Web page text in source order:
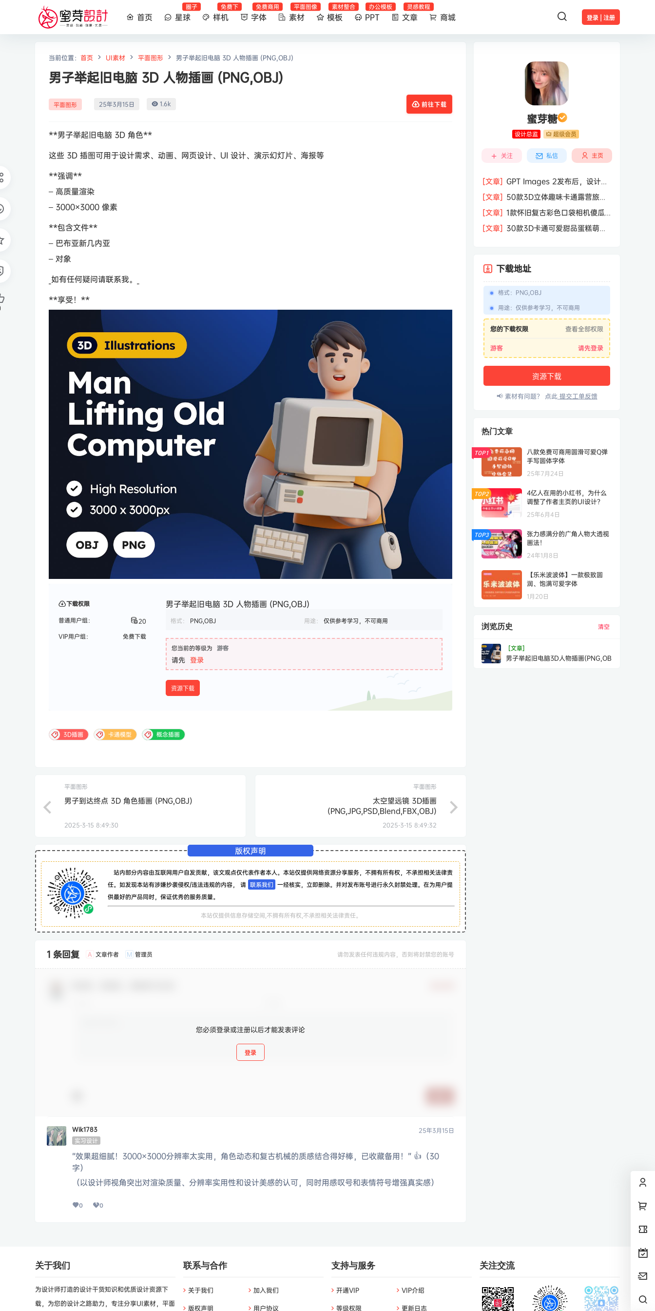
登录 | 注册
首页 星球
圈子
样机
免费下
字体
免费商用
素材
平面图像
模板
素材整合
PPT
办公模板
文章
灵感教程
商城
当前位置： 首页 UI素材 平面图形 男子举起旧电脑 3D 人物插画 (PNG,OBJ)
男子举起旧电脑 3D 人物插画 (PNG,OBJ)
平面图形 25年3月15日 1.6k 前往下载
**男子举起旧电脑 3D 角色**
这些 3D 插图可用于设计需求、动画、网页设计、UI 设计、演示幻灯片、海报等
**强调**
– 高质量渲染
– 3000×3000 像素
**包含文件**
– 巴布亚新几内亚
– 对象
_如有任何疑问请联系我。_
**享受！**
下载权限
普通用户组：
20
VIP用户组：
免费下载
男子举起旧电脑 3D 人物插画 (PNG,OBJ)
格式： PNG,OBJ 用途： 仅供参考学习，不可商用
您当前的等级为 游客
请先 登录
资源下载
3D插画 卡通模型 概念插画
平面图形
男子到达终点 3D 角色插画 (PNG,OBJ)
2025-3-15 8:49:30
平面图形
太空望远镜 3D插画
(PNG,JPG,PSD,Blend,FBX,OBJ)
2025-3-15 8:49:32
版权声明
站内部分内容由互联网用户自发贡献，该文观点仅代表作者本人。本站仅提供网络资源分享服务，不拥有所有权，不承担相关法律责
任。如发现本站有涉嫌抄袭侵权/违法违规的内容， 请 联系我们 一经核实，立即删除。并对发布账号进行永久封禁处理。在为用户提
供最好的产品同时，保证优秀的服务质量。
本站仅提供信息存储空间,不拥有所有权,不承担相关法律责任。
1 条回复 A 文章作者 M 管理员 请勿发表任何违规内容，否则将封禁您的账号
您必须登录或注册以后才能发表评论
登录
Wik1783
实习设计
25年3月15日
“效果超细腻！3000×3000分辨率太实用，角色动态和复古机械的质感结合得好棒，已收藏备用！” 👍（30
字）
（以设计师视角突出对渲染质量、分辨率实用性和设计美感的认可，同时用感叹号和表情符号增强真实感）
0 0
蜜芽糖
设计总监 超级会员
关注 私信 主页
[文章] GPT Images 2发布后，设计行
业的天真的塌了？
[文章] 50款3D立体趣味卡通露营旅行
度假旅游装备插图插画PNG免抠图片素
材图
[文章] 1款怀旧复古彩色口袋相机傻瓜
相机屏幕模型PSD模板样机效果图素材
[文章] 30款3D卡通可爱甜品蛋糕萌趣
下载地址
格式： PNG,OBJ
用途： 仅供参考学习，不可商用
您的下载权限 查看全部权限
游客 请先登录
资源下载
📢 素材有问题？ 点此提交工单反馈
热门文章
TOP1
八款免费可商用圆滑可爱Q弹
手写圆体字体
25年7月24日
TOP2
4亿人在用的小红书，为什么
调整了作者主页的UI设计？
25年6月4日
TOP3
张力感满分的广角人物大透视
画法！
24年1月8日
【乐米波波体】一款极致圆
润、饱满可爱字体
1月20日
浏览历史 清空
[文章]
男子举起旧电脑3D人物插画(PNG,OB
关于我们
为设计师打造的设计干货知识和优质设计资源下
载，为您的设计之路助力，专注分享UI素材，平面
联系与合作
关于我们 加入我们
版权声明 用户协议
支持与服务
开通VIP VIP介绍
等级权限 更新日志
关注交流